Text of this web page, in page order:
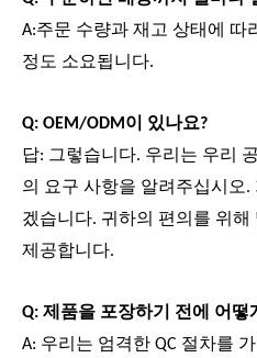
A:주문 수량과 재고 상태에 따
정도 소요됩니다.
Q: OEM/ODM이 있나요?
답: 그렇습니다. 우리는 우리
의 요구 사항을 알려주십시오.
겠습니다. 귀하의 편의를 위
제공합니다.
Q: 제품을 포장하기 전에 어떻
A: 우리는 엄격한 QC 절차를